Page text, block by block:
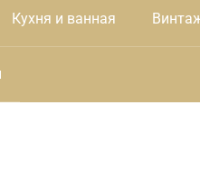
Кухня и ванная